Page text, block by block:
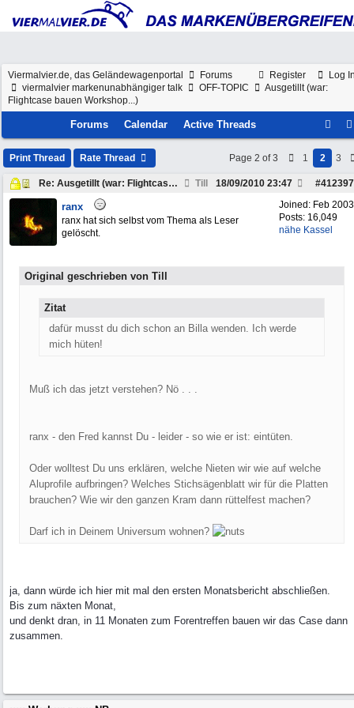
Register Log
Viermalvier.de, das Geländewagenportal
Forums
viermalvier markenunabhängiger talk
OFF-TOPIC
Ausgetillt (war:
Flightcase bauen Workshop...)
Forums Calendar Active Threads
Print Thread Rate Thread Page 2 of 3 1 2 3
Re: Ausgetillt (war: Flightcase bauen Workshop... Till #412397
18/09/2010 23:47
Joined: Feb 2003
Posts: 16,049
nähe Kassel
ranx
ranx hat sich selbst vom Thema als Leser
gelöscht.
Original geschrieben von Till
Zitat
dafür musst du dich schon an Billa wenden. Ich werde
mich hüten!
Muß ich das jetzt verstehen? Nö . . .
ranx - den Fred kannst Du - leider - so wie er ist: eintüten.
Oder wolltest Du uns erklären, welche Nieten wir wie auf welche
Aluprofile aufbringen? Welches Stichsägenblatt wir für die Platten
brauchen? Wie wir den ganzen Kram dann rüttelfest machen?
Darf ich in Deinem Universum wohnen?
ja, dann würde ich hier mit mal den ersten Monatsbericht abschließen.
Bis zum näxten Monat,
und denkt dran, in 11 Monaten zum Forentreffen bauen wir das Case dann
zusammen.